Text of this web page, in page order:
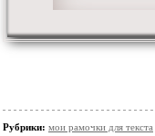
Рубрики: мои рамочки для текста